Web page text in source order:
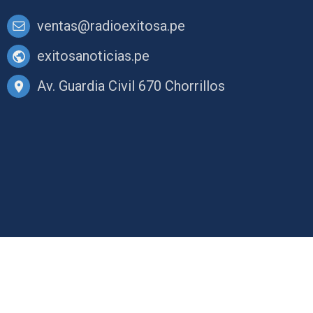
ventas@radioexitosa.pe
exitosanoticias.pe
Av. Guardia Civil 670 Chorrillos